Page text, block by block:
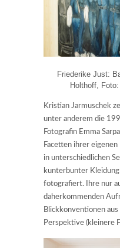
Friederike Just:
Holthoff,
Kristian Jarmuschek
unter anderem die
Fotografin Emma
Facetten ihrer
in unterschiedlichen
kunterbunter
fotografiert. Ihre nur
daherkommenden
Blickkonventionen
Perspektive (kleinere